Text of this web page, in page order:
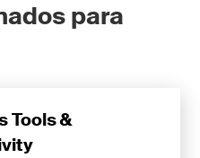
para
Tools &